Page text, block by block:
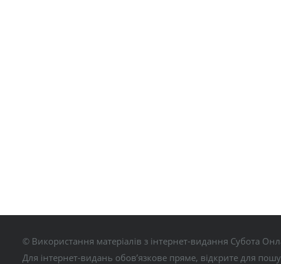
© Використання матеріалів з інтернет-видання Субота
Для інтернет-видань обов’язкове пряме, відкрите для